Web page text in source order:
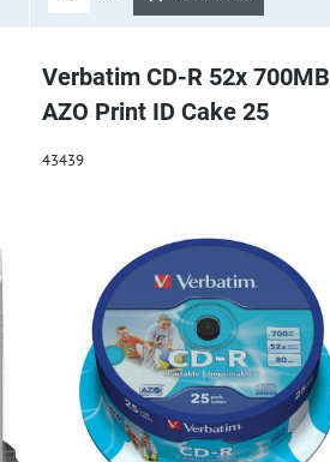
Verbatim CD-R 52x 700MB
AZO Print ID Cake 25
43439